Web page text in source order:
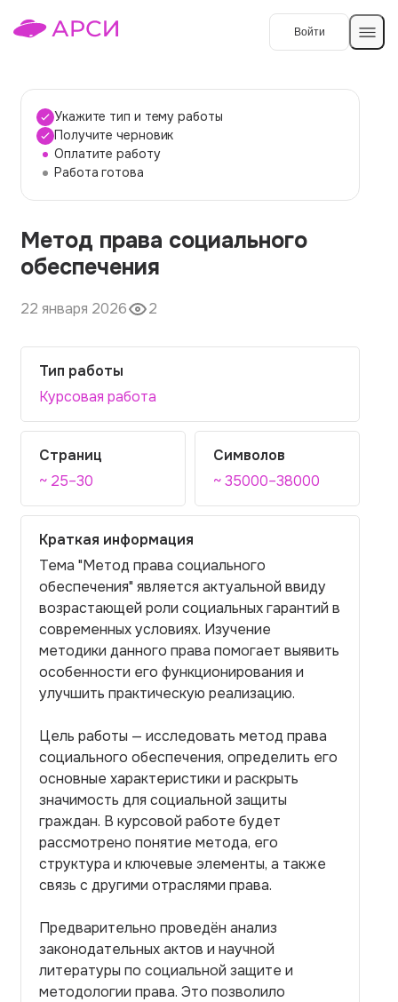
Войти
Темы работ
О сервисе
О компании
Наши гарантии
Порядок оплаты
Вопросы и ответы
Отзывы
Контакты
Укажите тип и тему работы
Получите черновик
Оплатите работу
Работа готова
Метод права социального
обеспечения
22 января 2026 2
Тип работы
Курсовая работа
Страниц
~ 25–30
Символов
~ 35000–38000
Краткая информация
Тема "Метод права социального
обеспечения" является актуальной ввиду
возрастающей роли социальных гарантий в
современных условиях. Изучение
методики данного права помогает выявить
особенности его функционирования и
улучшить практическую реализацию.
Цель работы — исследовать метод права
социального обеспечения, определить его
основные характеристики и раскрыть
значимость для социальной защиты
граждан. В курсовой работе будет
рассмотрено понятие метода, его
структура и ключевые элементы, а также
связь с другими отраслями права.
Предварительно проведён анализ
законодательных актов и научной
литературы по социальной защите и
методологии права. Это позволило